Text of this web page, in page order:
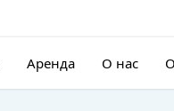
Аренда О нас